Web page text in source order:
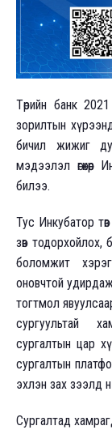
Төрийн банк
зорилтын
бичил жижиг
мэдээлэл
билээ.
Тус Инкубатор
зөв тодорхойлох,
боломжит
оновчтой
тогтмол
сургуультай
сургалтын цар
сургалтын
эхлэн зах зээлд
Сургалтад